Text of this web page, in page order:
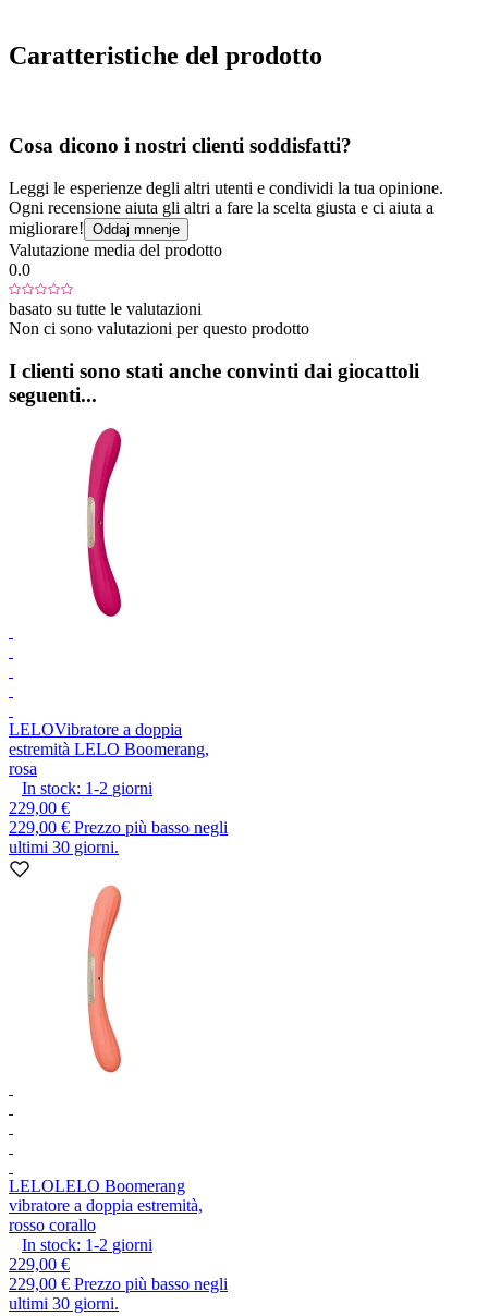
Caratteristiche del prodotto
Cosa dicono i nostri clienti soddisfatti?
Leggi le esperienze degli altri utenti e condividi la tua opinione.
Ogni recensione aiuta gli altri a fare la scelta giusta e ci aiuta a
migliorare! Oddaj mnenje
Valutazione media del prodotto
0.0
basato su tutte le valutazioni
Non ci sono valutazioni per questo prodotto
I clienti sono stati anche convinti dai giocattoli
seguenti...
LELOVibratore a doppia
estremità LELO Boomerang,
rosa
In stock: 1-2 giorni
229,00 €
229,00 € Prezzo più basso negli
ultimi 30 giorni.
LELOLELO Boomerang
vibratore a doppia estremità,
rosso corallo
In stock: 1-2 giorni
229,00 €
229,00 € Prezzo più basso negli
ultimi 30 giorni.